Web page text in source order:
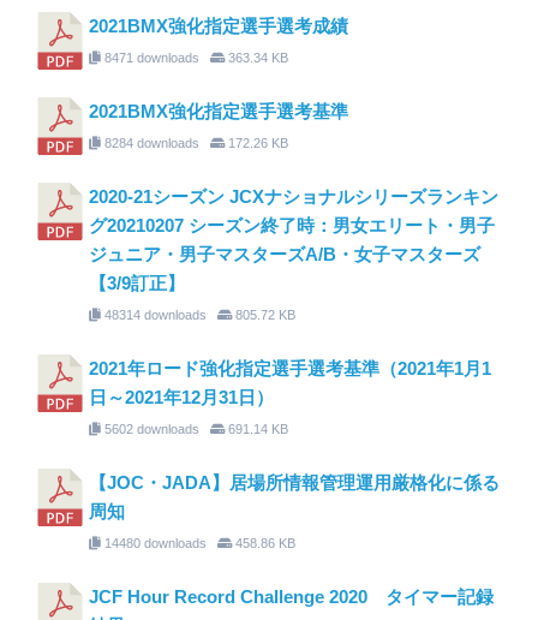
2021BMX強化指定選手選考成績
8471 downloads 363.34 KB
2021BMX強化指定選手選考基準
8284 downloads 172.26 KB
2020-21シーズン JCXナショナルシリーズランキン
グ20210207 シーズン終了時：男女エリート・男子
ジュニア・男子マスターズA/B・女子マスターズ
【3/9訂正】
48314 downloads 805.72 KB
2021年ロード強化指定選手選考基準（2021年1月1
日～2021年12月31日）
5602 downloads 691.14 KB
【JOC・JADA】居場所情報管理運用厳格化に係る
周知
14480 downloads 458.86 KB
JCF Hour Record Challenge 2020 タイマー記録